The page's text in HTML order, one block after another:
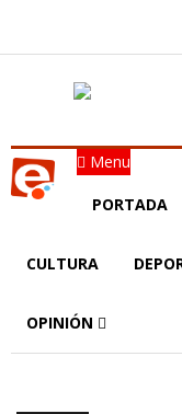
Menu
PORTADA
CULTURA
OPINIÓN